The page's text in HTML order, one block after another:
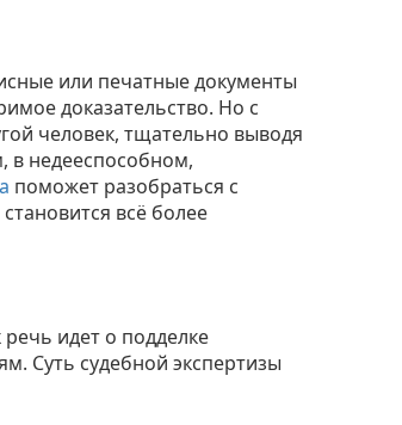
или печатные документы
доказательство. Но с
человек, тщательно выводя
в недееспособном,
поможет разобраться с
всё более
речь идет о подделке
Суть судебной экспертизы